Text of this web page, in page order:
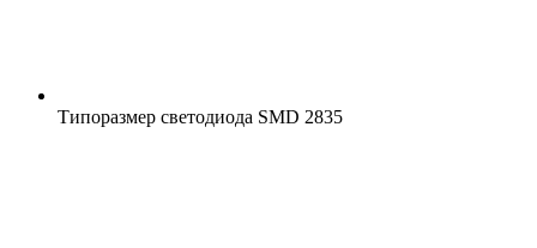
Типоразмер светодиода SMD 2835